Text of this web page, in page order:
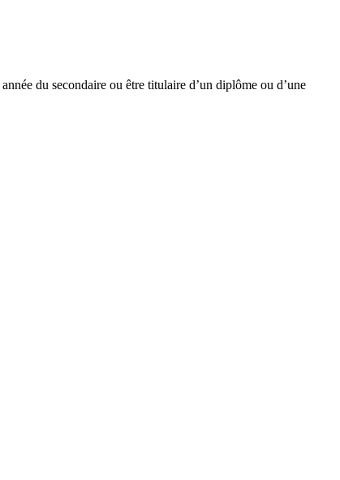
année du secondaire ou être titulaire d’un diplôme ou d’une